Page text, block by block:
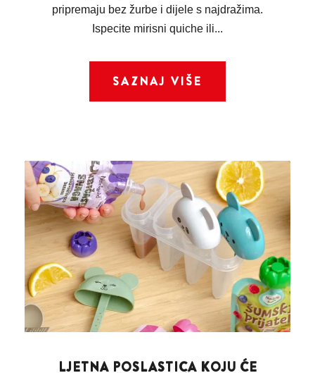
pripremaju bez žurbe i dijele s najdražima.
Ispecite mirisni quiche ili...
SAZNAJ VIŠE
LJETNA POSLASTICA KOJU ĆE